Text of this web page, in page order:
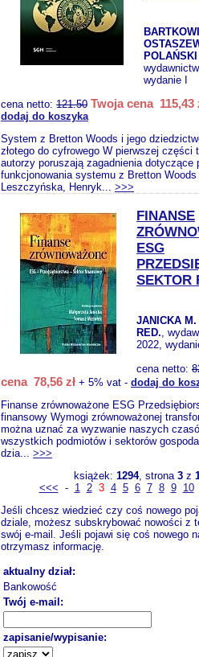
wydanie I
cena netto: 121.50 Twoja cena 115,43
dodaj do koszyka
System z Bretton Woods i jego
złotego do cyfrowego W pierwszej części
autorzy poruszają zagadnienia dotyczące
funkcjonowania systemu z Bretton
Leszczyńska, Henryk... >>>
FINANSE
ESG
SEKTOR
JANICKA
RED.,
2022,
cena netto:
cena 78,56 zł + 5% vat - dodaj do
Finanse zrównoważone ESG
finansowy Wymogi zrównoważonej
można uznać za wyzwanie naszych
wszystkich podmiotów i sektorów
dzia... >>>
książek: 1294, strona 3z
<<< - 1 2 3 4 5 6 7 8 9
10
Jeśli chcesz wiedzieć czy coś nowego
dziale, możesz subskrybować nowości z
swój e-mail. Jeśli pojawi się coś nowego
otrzymasz informację.
aktualny dział:
Bankowość
Twój e-mail:
zapisanie/wypisanie: